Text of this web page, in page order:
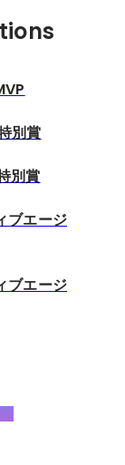
別賞
別賞
ブエージ
ブエージ